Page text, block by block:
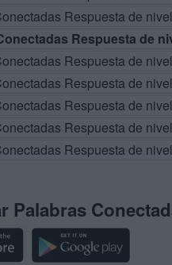
Respuesta de
Respuesta de
Respuesta de
Respuesta de
Respuesta de
Respuesta de
Respuesta de
Palabras